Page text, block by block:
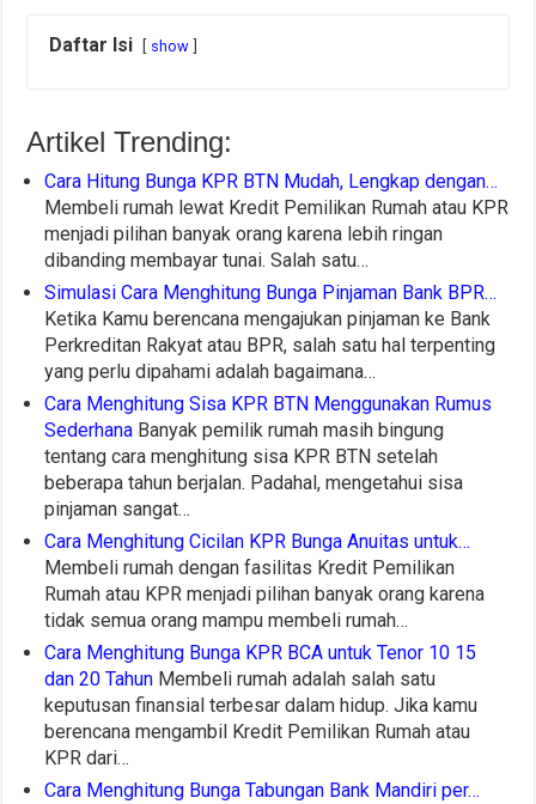
Daftar Isi show
Artikel Trending:
Cara Hitung Bunga KPR BTN Mudah, Lengkap dengan…
Membeli rumah lewat Kredit Pemilikan Rumah atau KPR
menjadi pilihan banyak orang karena lebih ringan
dibanding membayar tunai. Salah satu…
Simulasi Cara Menghitung Bunga Pinjaman Bank BPR…
Ketika Kamu berencana mengajukan pinjaman ke Bank
Perkreditan Rakyat atau BPR, salah satu hal terpenting
yang perlu dipahami adalah bagaimana…
Cara Menghitung Sisa KPR BTN Menggunakan Rumus
Sederhana Banyak pemilik rumah masih bingung
tentang cara menghitung sisa KPR BTN setelah
beberapa tahun berjalan. Padahal, mengetahui sisa
pinjaman sangat…
Cara Menghitung Cicilan KPR Bunga Anuitas untuk…
Membeli rumah dengan fasilitas Kredit Pemilikan
Rumah atau KPR menjadi pilihan banyak orang karena
tidak semua orang mampu membeli rumah…
Cara Menghitung Bunga KPR BCA untuk Tenor 10 15
dan 20 Tahun Membeli rumah adalah salah satu
keputusan finansial terbesar dalam hidup. Jika kamu
berencana mengambil Kredit Pemilikan Rumah atau
KPR dari…
Cara Menghitung Bunga Tabungan Bank Mandiri per…